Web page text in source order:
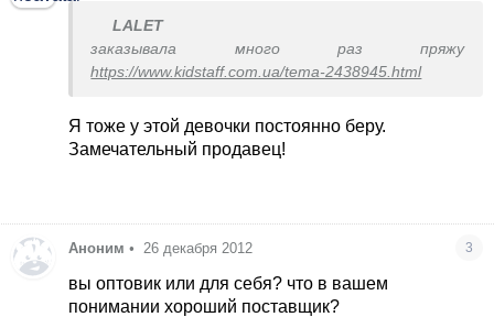
LALET
заказывала много раз пряжу
https://www.kidstaff.com.ua/tema-2438945.html
Я тоже у этой девочки постоянно беру.
Замечательный продавец!
Аноним • 26 декабря 2012 3
вы оптовик или для себя? что в вашем
понимании хороший поставщик?